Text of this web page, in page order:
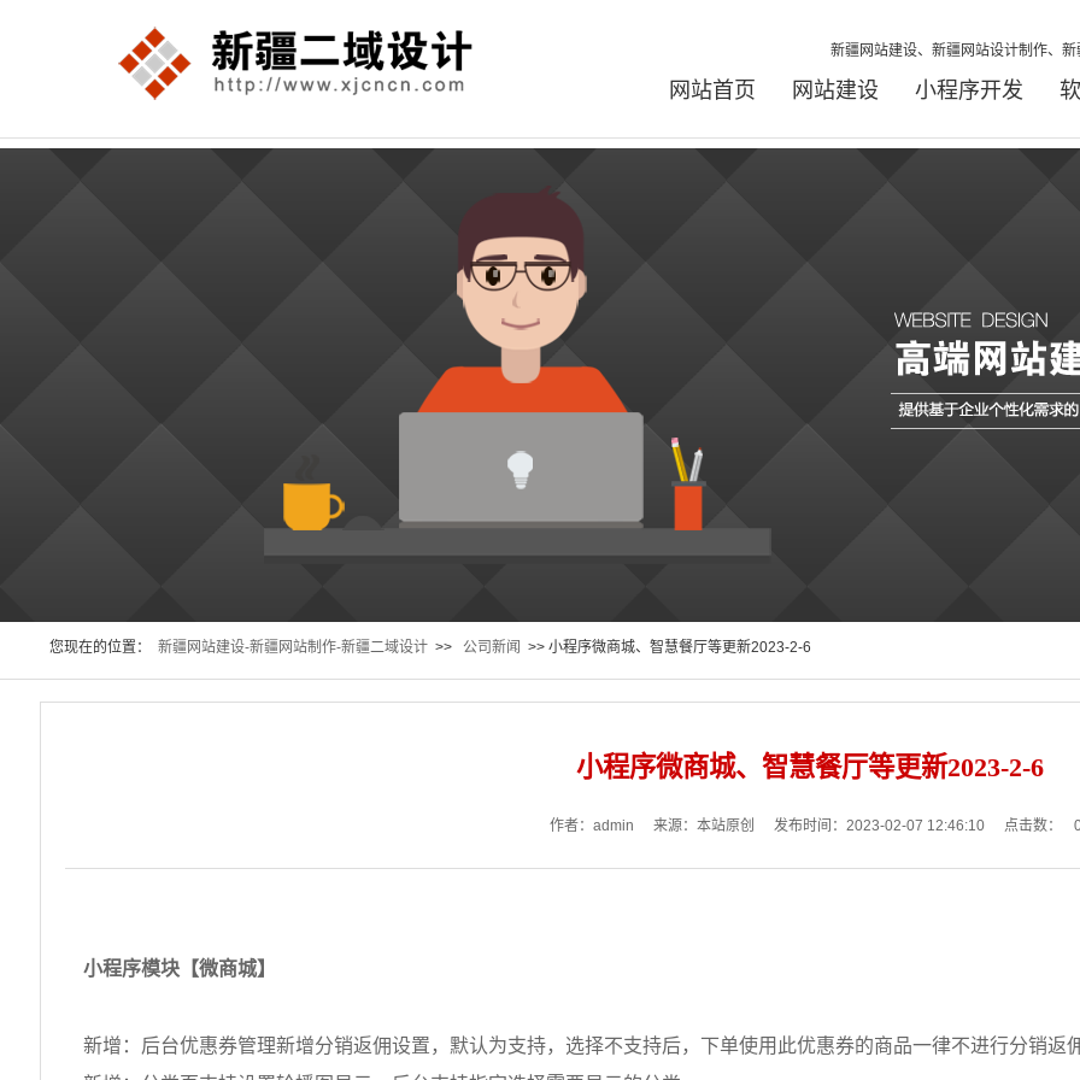
新疆网站建设、新疆网站设计制作、
网站首页 网站建设 小程序开发
您现在的位置： 新疆网站建设-新疆网站制作-新疆二域设计 >> 公司新闻 >> 小程序微商城、智慧餐厅等更新2023-2-6
小程序微商城、智慧餐厅等更新2023-2-6
作者：admin 来源：本站原创 发布时间：2023-02-07 12:46:10 点击数：
小程序模块【微商城】
新增：后台优惠券管理新增分销返佣设置，默认为支持，选择不支持后，下单使用此优惠券的商品一律不进行分销返